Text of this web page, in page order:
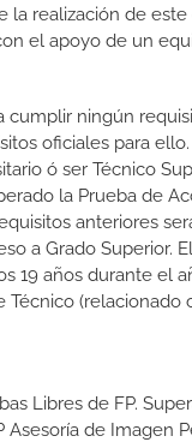
realización de este
el apoyo de un
cumplir ningún
oficiales para
ó ser Técnico
la Prueba de
anteriores
a Grado Superior.
19 años durante el
(relacionado
Libres de FP.
de Imagen